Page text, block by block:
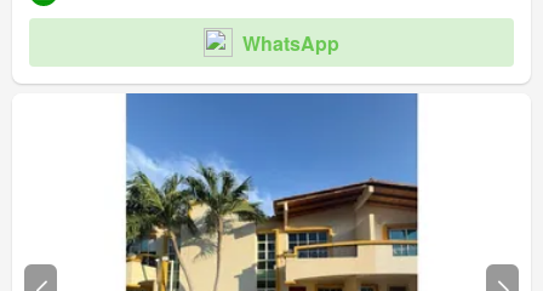
WhatsApp